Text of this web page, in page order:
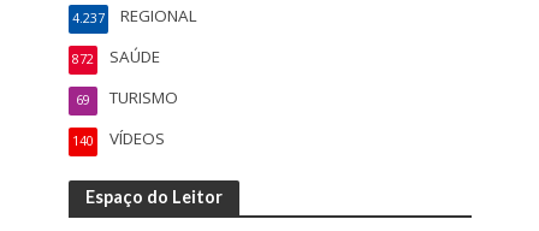
REGIONAL
4.237
SAÚDE
872
TURISMO
69
VÍDEOS
140
Espaço do Leitor